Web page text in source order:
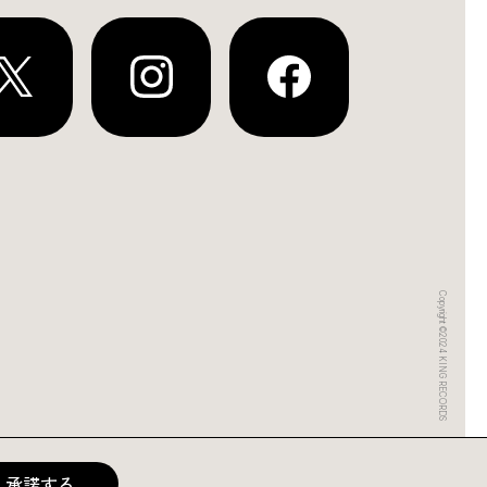
Copyright ©2024 KING RECORDS